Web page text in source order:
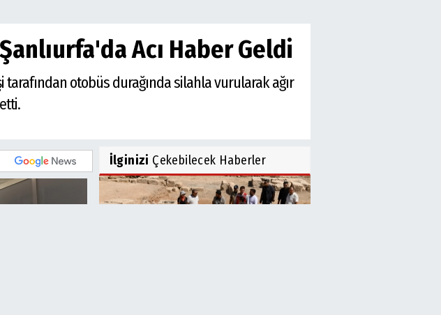
Acı Haber Geldi
tarafından otobüs durağında silahla vurularak ağır
İlginizi Çekebilecek Haberler